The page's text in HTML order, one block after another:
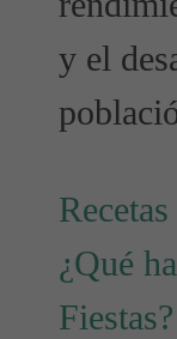
y el
¿Qué
Fiestas?